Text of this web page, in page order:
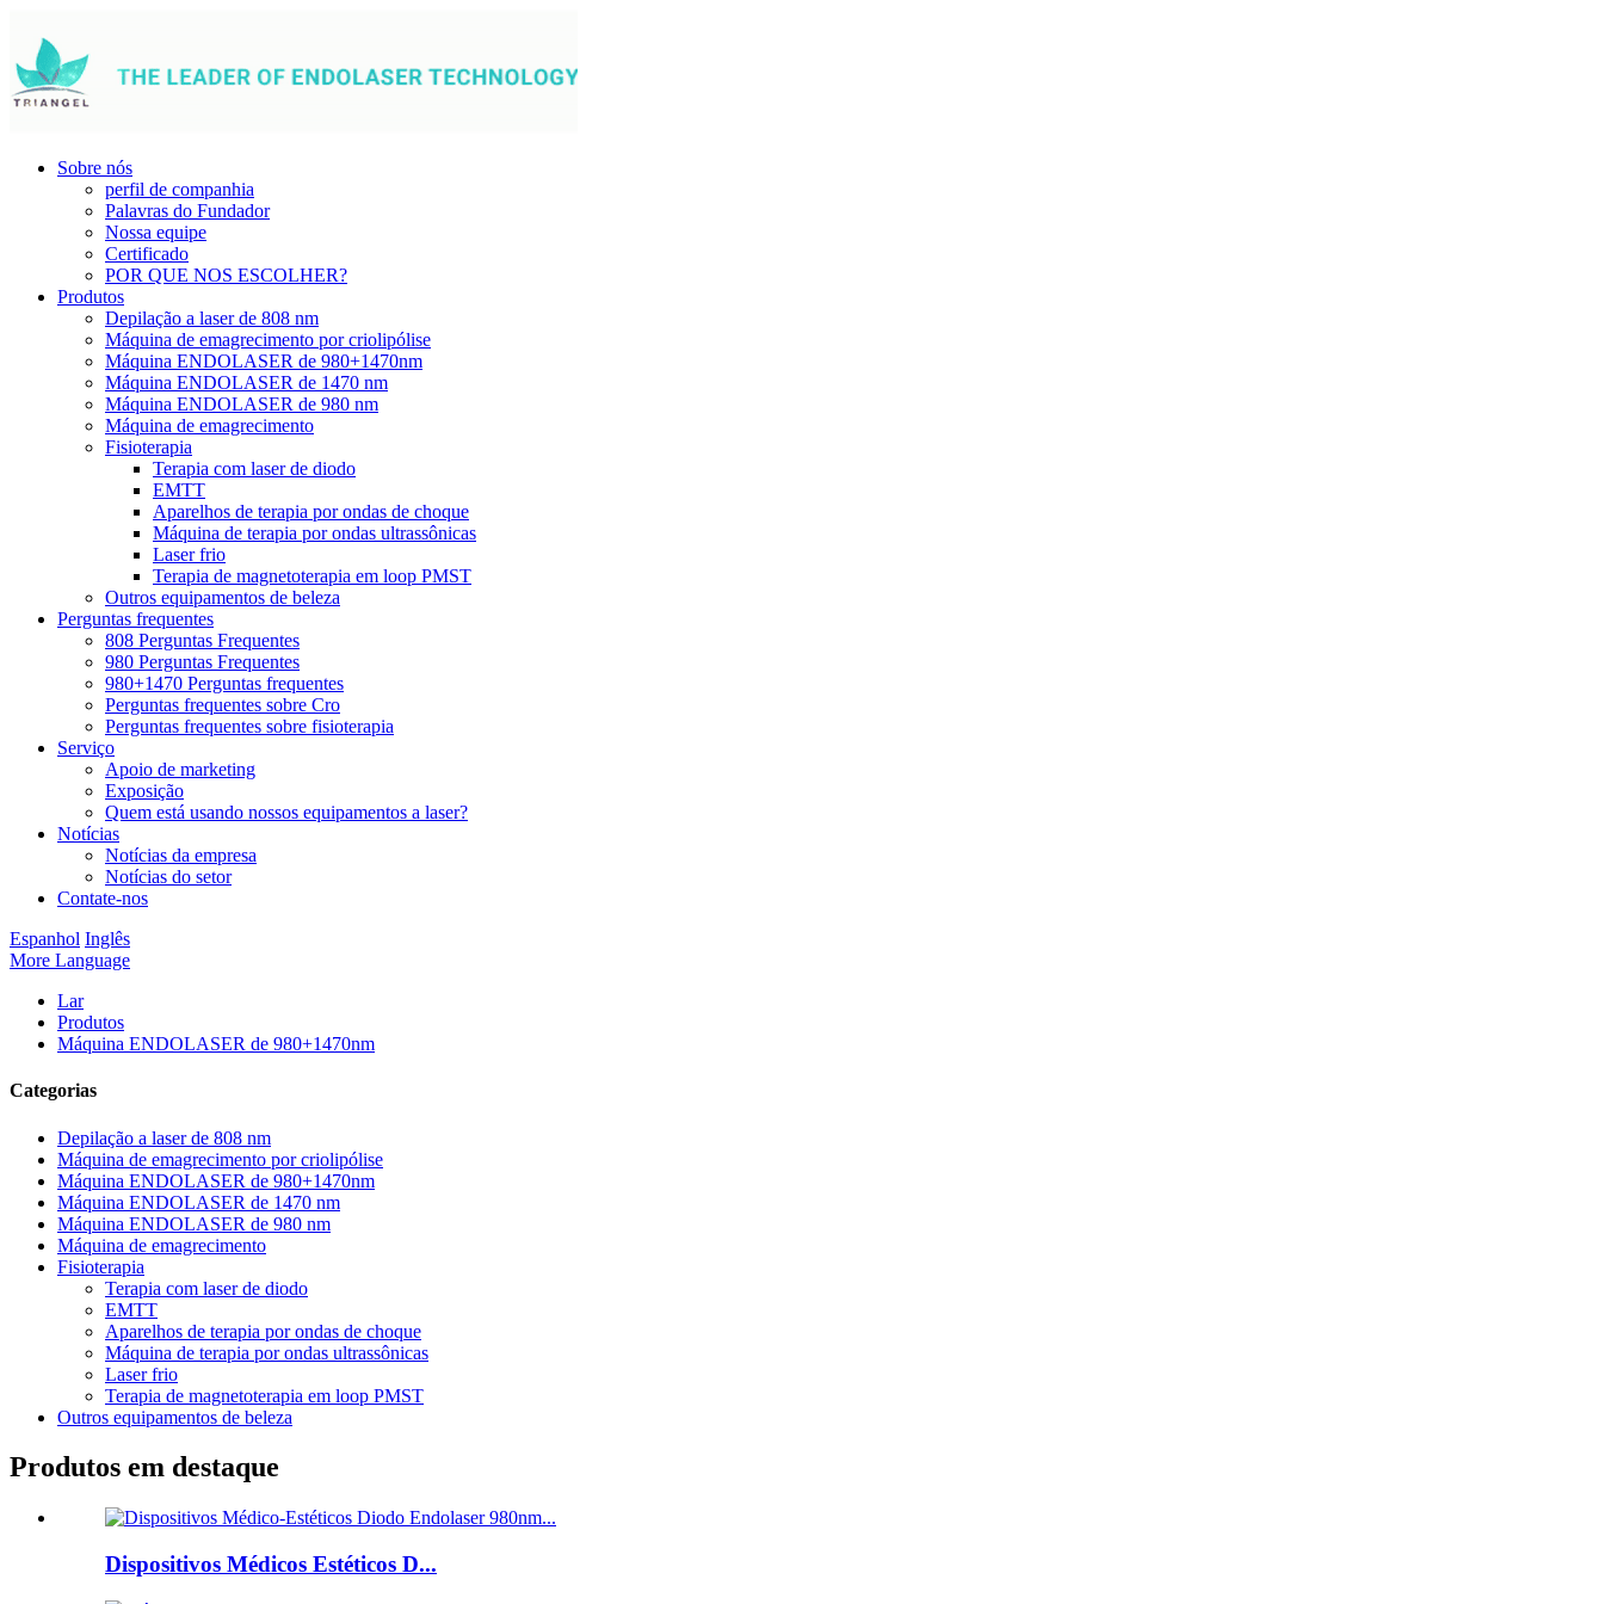
Sobre nós
perfil de companhia
Palavras do Fundador
Nossa equipe
Certificado
POR QUE NOS ESCOLHER?
Produtos
Depilação a laser de 808 nm
Máquina de emagrecimento por criolipólise
Máquina ENDOLASER de 980+1470nm
Máquina ENDOLASER de 1470 nm
Máquina ENDOLASER de 980 nm
Máquina de emagrecimento
Fisioterapia
Terapia com laser de diodo
EMTT
Aparelhos de terapia por ondas de choque
Máquina de terapia por ondas ultrassônicas
Laser frio
Terapia de magnetoterapia em loop PMST
Outros equipamentos de beleza
Perguntas frequentes
808 Perguntas Frequentes
980 Perguntas Frequentes
980+1470 Perguntas frequentes
Perguntas frequentes sobre Cro
Perguntas frequentes sobre fisioterapia
Serviço
Apoio de marketing
Exposição
Quem está usando nossos equipamentos a laser?
Notícias
Notícias da empresa
Notícias do setor
Contate-nos
Espanhol Inglês
More Language
Lar
Produtos
Máquina ENDOLASER de 980+1470nm
Categorias
Depilação a laser de 808 nm
Máquina de emagrecimento por criolipólise
Máquina ENDOLASER de 980+1470nm
Máquina ENDOLASER de 1470 nm
Máquina ENDOLASER de 980 nm
Máquina de emagrecimento
Fisioterapia
Terapia com laser de diodo
EMTT
Aparelhos de terapia por ondas de choque
Máquina de terapia por ondas ultrassônicas
Laser frio
Terapia de magnetoterapia em loop PMST
Outros equipamentos de beleza
Produtos em destaque
Dispositivos Médicos Estéticos D...